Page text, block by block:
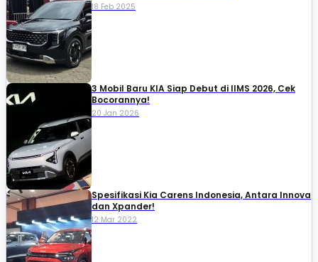
18 Feb 2025
3 Mobil Baru KIA Siap Debut di IIMS 2026, Cek
Bocorannya!
20 Jan 2026
Spesifikasi Kia Carens Indonesia, Antara Innova
dan Xpander!
12 Mar 2022